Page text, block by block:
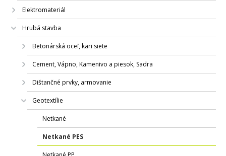
Elektromateriál
Hrubá stavba
Betonárská oceľ, kari siete
Cement, Vápno, Kamenivo a piesok, Sadra
Dištančné prvky, armovanie
Geotextílie
Netkané
Netkané PES